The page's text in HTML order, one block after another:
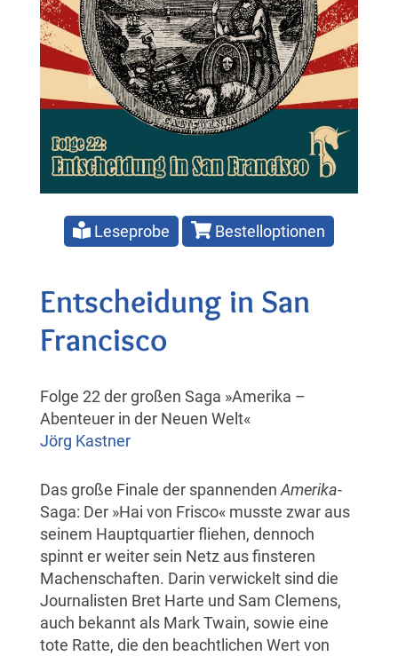
Leseprobe Bestelloptionen
Entscheidung in San
Francisco
Folge 22 der großen Saga »Amerika –
Abenteuer in der Neuen Welt«
Jörg Kastner
Das große Finale der spannenden Amerika-
Saga: Der »Hai von Frisco« musste zwar aus
seinem Hauptquartier fliehen, dennoch
spinnt er weiter sein Netz aus finsteren
Machenschaften. Darin verwickelt sind die
Journalisten Bret Harte und Sam Clemens,
auch bekannt als Mark Twain, sowie eine
tote Ratte, die den beachtlichen Wert von